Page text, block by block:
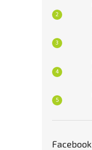
Facebook